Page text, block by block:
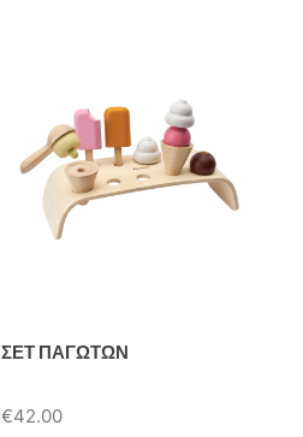
ΣΕΤ ΠΑΓΩΤΩΝ
€42.00